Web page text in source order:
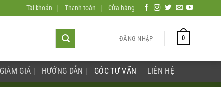
Tài khoản Thanh toán Cửa hàng
ĐĂNG NHẬP 0
GIẢM GIÁ HƯỚNG DẪN GÓC TƯ VẤN LIÊN HỆ